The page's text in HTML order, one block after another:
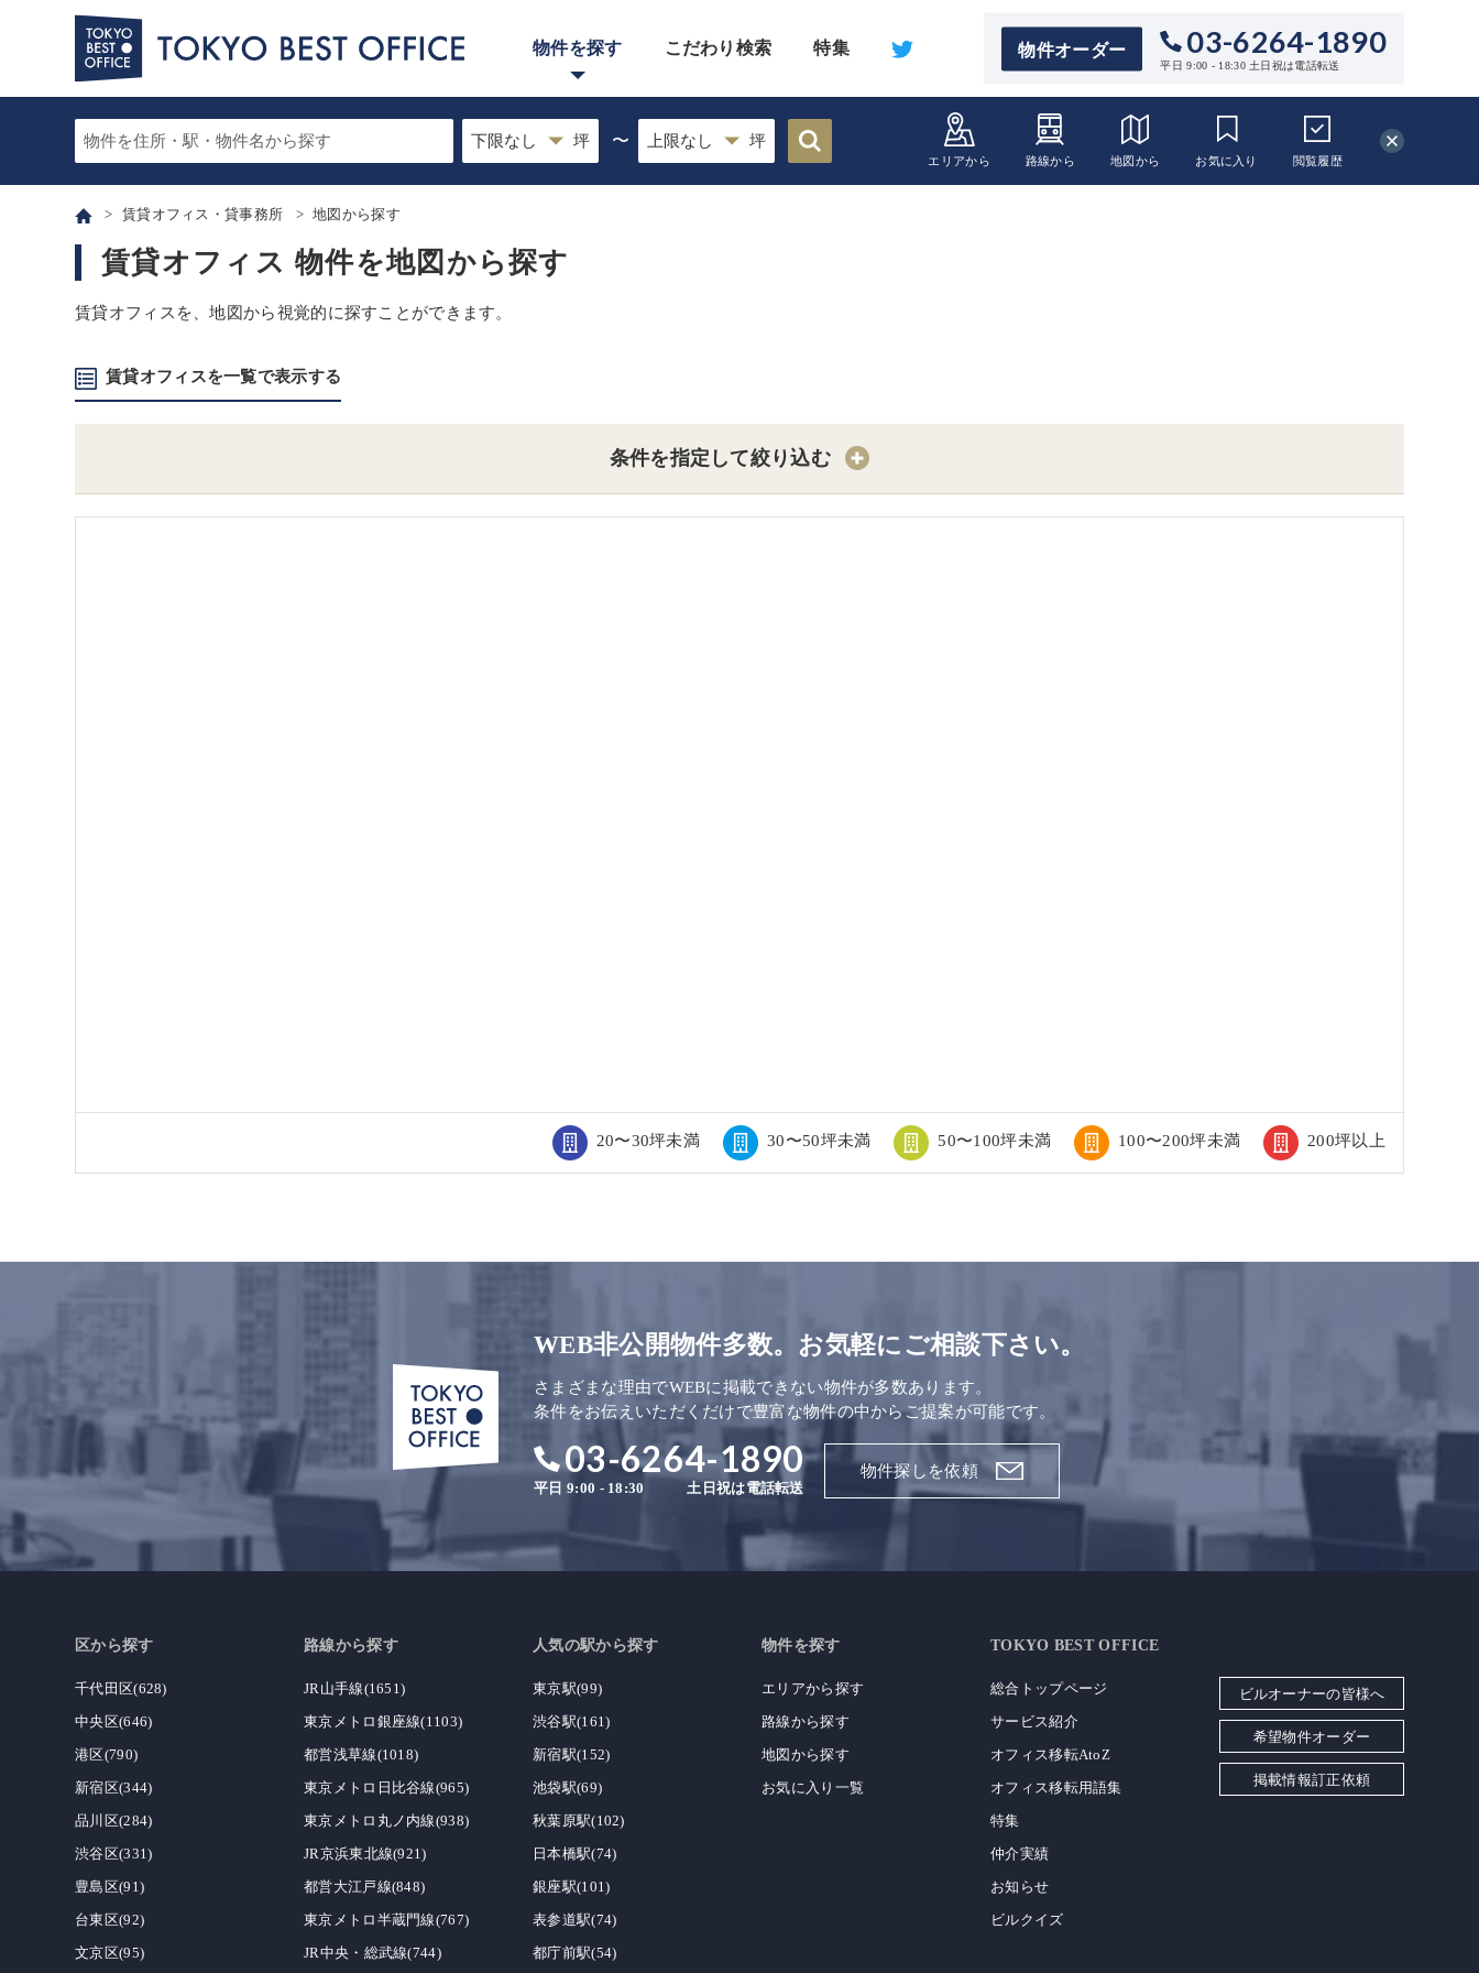
物件オーダー 03-6264-1890
平日 9:00 - 18:30 土日祝は電話転送
物件を探す こだわり検索 特集
エリアから 路線から 地図から お気に入り 閲覧履歴
〜
賃貸オフィス・貸事務所 地図から探す
賃貸オフィス 物件を地図から探す
賃貸オフィスを、地図から視覚的に探すことができます。
賃貸オフィスを一覧で表示する
条件を指定して絞り込む
20〜30坪未満 30〜50坪未満 50〜100坪未満 100〜200坪未満 200坪以上
WEB非公開物件多数。お気軽にご相談下さい。
さまざまな理由でWEBに掲載できない物件が多数あります。
条件をお伝えいただくだけで豊富な物件の中からご提案が可能です。
03-6264-1890
平日 9:00 - 18:30 土日祝は電話転送
物件探しを依頼
区から探す
千代田区(628)
中央区(646)
港区(790)
新宿区(344)
品川区(284)
渋谷区(331)
豊島区(91)
台東区(92)
文京区(95)
路線から探す
JR山手線(1651)
東京メトロ銀座線(1103)
都営浅草線(1018)
東京メトロ日比谷線(965)
東京メトロ丸ノ内線(938)
JR京浜東北線(921)
都営大江戸線(848)
東京メトロ半蔵門線(767)
JR中央・総武線(744)
人気の駅から探す
東京駅(99)
渋谷駅(161)
新宿駅(152)
池袋駅(69)
秋葉原駅(102)
日本橋駅(74)
銀座駅(101)
表参道駅(74)
都庁前駅(54)
物件を探す
エリアから探す
路線から探す
地図から探す
お気に入り一覧
TOKYO BEST OFFICE
総合トップページ
サービス紹介
オフィス移転AtoZ
オフィス移転用語集
特集
仲介実績
お知らせ
ビルクイズ
ビルオーナーの皆様へ
希望物件オーダー
掲載情報訂正依頼